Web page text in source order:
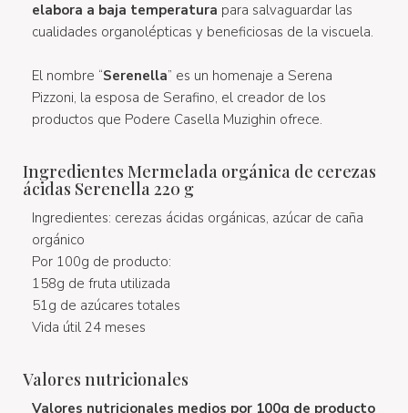
elabora a baja temperatura para salvaguardar las
cualidades organolépticas y beneficiosas de la viscuela.
El nombre “Serenella” es un homenaje a Serena
Pizzoni, la esposa de Serafino, el creador de los
productos que Podere Casella Muzighin ofrece.
Ingredientes Mermelada orgánica de cerezas
ácidas Serenella 220 g
Ingredientes: cerezas ácidas orgánicas, azúcar de caña
orgánico
Por 100g de producto:
158g de fruta utilizada
51g de azúcares totales
Vida útil 24 meses
Valores nutricionales
Valores nutricionales medios por 100g de producto